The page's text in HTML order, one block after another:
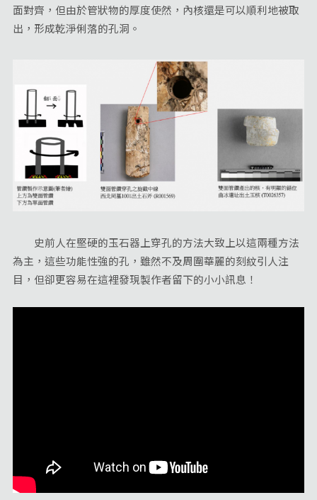
面對齊，但由於管狀物的厚度使然，內核還是可以順利地被取
出，形成乾淨俐落的孔洞。
史前人在堅硬的玉石器上穿孔的方法大致上以這兩種方法
為主，這些功能性強的孔，雖然不及周圍華麗的刻紋引人注
目，但卻更容易在這裡發現製作者留下的小小訊息！